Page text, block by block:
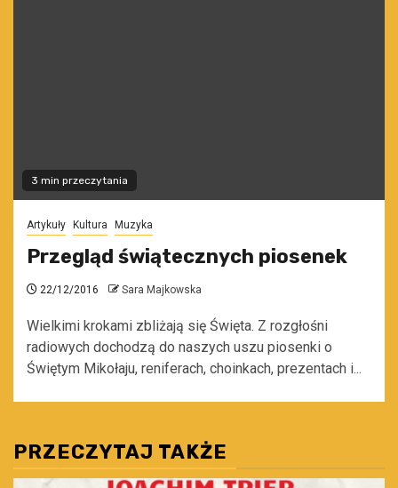
3 min przeczytania
Artykuły Kultura Muzyka
Przegląd świątecznych piosenek
22/12/2016 Sara Majkowska
Wielkimi krokami zbliżają się Święta. Z rozgłośni
radiowych dochodzą do naszych uszu piosenki o
Świętym Mikołaju, reniferach, choinkach, prezentach i...
PRZECZYTAJ TAKŻE